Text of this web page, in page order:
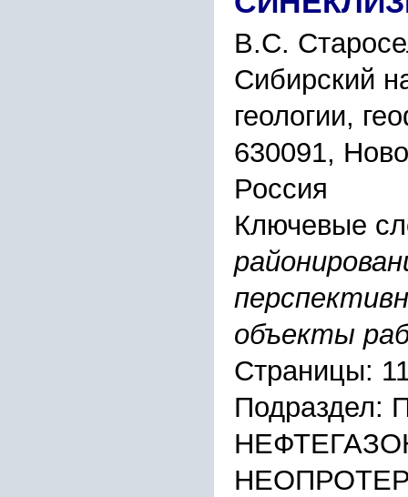
В.С.
Сибирский
геологии,
630091,
Россия
Ключевые
объекты
Страницы: